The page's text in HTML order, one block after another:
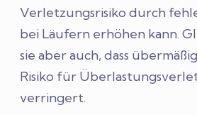
Verletzungsrisiko durch
bei Läufern erhöhen kann.
sie aber auch, dass
Risiko für
verringert.